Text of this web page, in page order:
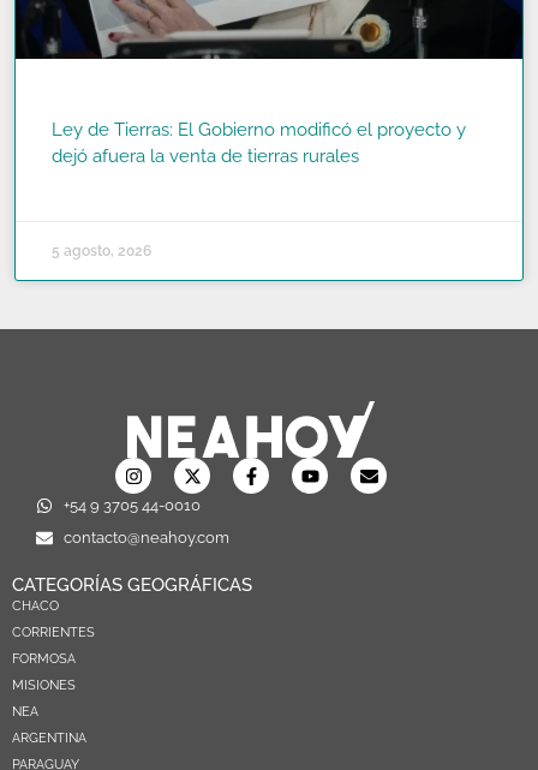
Ley de Tierras: El Gobierno modificó el proyecto y
dejó afuera la venta de tierras rurales
5 agosto, 2026
+54 9 3705 44-0010
contacto@neahoy.com
CATEGORÍAS GEOGRÁFICAS
CHACO
CORRIENTES
FORMOSA
MISIONES
NEA
ARGENTINA
PARAGUAY